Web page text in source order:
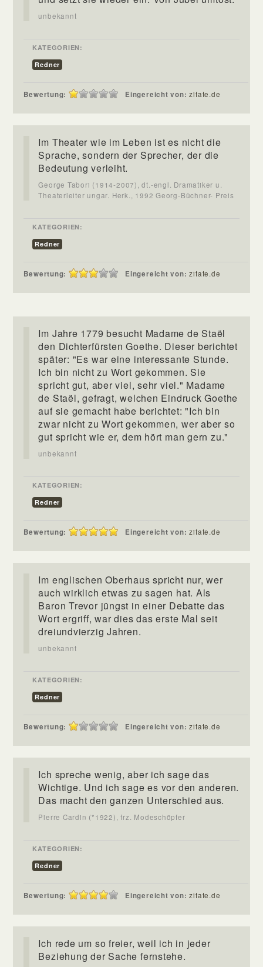
unbekannt
KATEGORIEN:
Redner
Bewertung: Eingereicht von:zitate.de
Im Theater wie im Leben ist es nicht die
Sprache, sondern der Sprecher, der die
Bedeutung verleiht.
George Tabori (1914-2007), dt.-engl. Dramatiker u.
Theaterleiter ungar. Herk., 1992 Georg-Büchner- Preis
KATEGORIEN:
Redner
Bewertung: Eingereicht von:zitate.de
Im Jahre 1779 besucht Madame de Staël
den Dichterfürsten Goethe. Dieser berichtet
später: "Es war eine interessante Stunde.
Ich bin nicht zu Wort gekommen. Sie
spricht gut, aber viel, sehr viel." Madame
de Staël, gefragt, welchen Eindruck Goethe
auf sie gemacht habe berichtet: "Ich bin
zwar nicht zu Wort gekommen, wer aber so
gut spricht wie er, dem hört man gern zu."
unbekannt
KATEGORIEN:
Redner
Bewertung: Eingereicht von:zitate.de
Im englischen Oberhaus spricht nur, wer
auch wirklich etwas zu sagen hat. Als
Baron Trevor jüngst in einer Debatte das
Wort ergriff, war dies das erste Mal seit
dreiundvierzig Jahren.
unbekannt
KATEGORIEN:
Redner
Bewertung: Eingereicht von:zitate.de
Ich spreche wenig, aber ich sage das
Wichtige. Und ich sage es vor den anderen.
Das macht den ganzen Unterschied aus.
Pierre Cardin (*1922), frz. Modeschöpfer
KATEGORIEN:
Redner
Bewertung: Eingereicht von:zitate.de
Ich rede um so freier, weil ich in jeder
Beziehung der Sache fernstehe.